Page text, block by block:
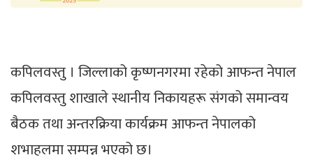
कपिलवस्तु । जिल्लाको कृष्णनगरमा रहेको आफन्त नेपाल
कपिलवस्तु शाखाले स्थानीय निकायहरू संगको समान्वय
बैठक तथा अन्तरक्रिया कार्यक्रम आफन्त नेपालको
शभाहलमा सम्पन्न भएको छ।